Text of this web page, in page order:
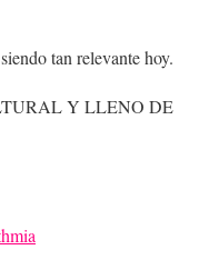
tan relevante hoy.
Y LLENO DE